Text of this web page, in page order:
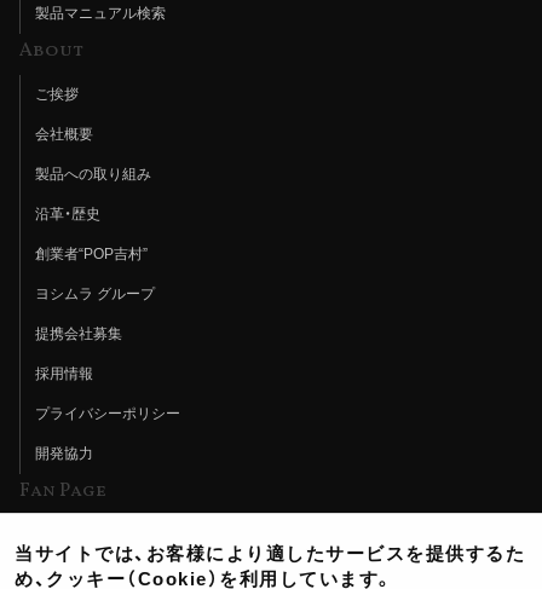
製品マニュアル検索
About
ご挨拶
会社概要
製品への取り組み
沿革・歴史
創業者“POP吉村”
ヨシムラ グループ
提携会社募集
採用情報
プライバシーポリシー
開発協力
Fan Page
ヨシムラTV
当サイトでは、お客様により適したサービスを提供するた
め、クッキー（Cookie）を利用しています。